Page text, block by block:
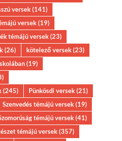
versek(141)
versek(19)
témájú versek(23)
(26) kötelező versek(23)
(19)
(245) Pünkösdi versek(21)
Szenvedés témájú versek(19)
témájú versek(41)
témájú versek(357)